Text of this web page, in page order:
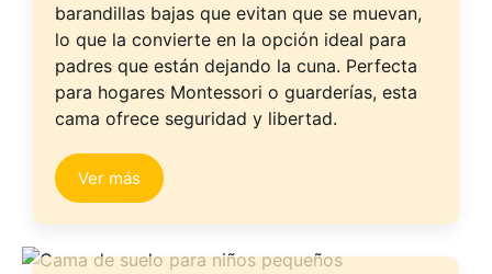
barandillas bajas que evitan que se muevan,
lo que la convierte en la opción ideal para
padres que están dejando la cuna. Perfecta
para hogares Montessori o guarderías, esta
cama ofrece seguridad y libertad.
Ver más